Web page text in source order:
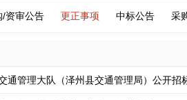
/资审公告 更正事项 中标公告 采